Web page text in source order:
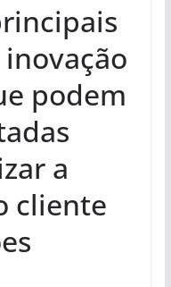
podem
a
cliente